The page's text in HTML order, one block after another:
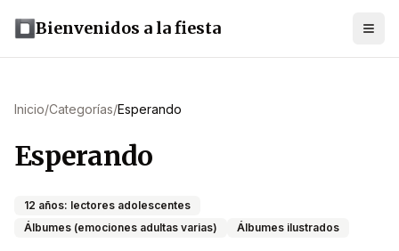
Bienvenidos a la fiesta
Inicio/Categorías/Esperando
Esperando
12 años: lectores adolescentes
Álbumes (emociones adultas varias)
Álbumes ilustrados